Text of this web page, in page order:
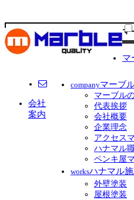
companyマーブ
マーブル
代表挨拶
会社概要
企業理念
アクセス
ハナマル
ペンキ屋
worksハナマル
外壁塗装
屋根塗装
マ
マ
会社
案内